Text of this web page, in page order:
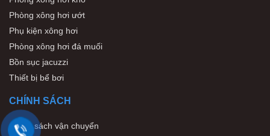
Phòng xông hơi ướt
Phụ kiện xông hơi
Phòng xông hơi đá muối
Bồn sục jacuzzi
Thiết bị bể bơi
CHÍNH SÁCH
Chính sách vận chuyển